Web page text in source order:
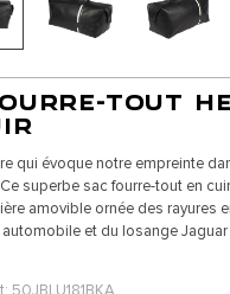
TOUT
qui évoque notre empreinte
superbe sac fourre-tout en
amovible ornée des rayures
et du losange